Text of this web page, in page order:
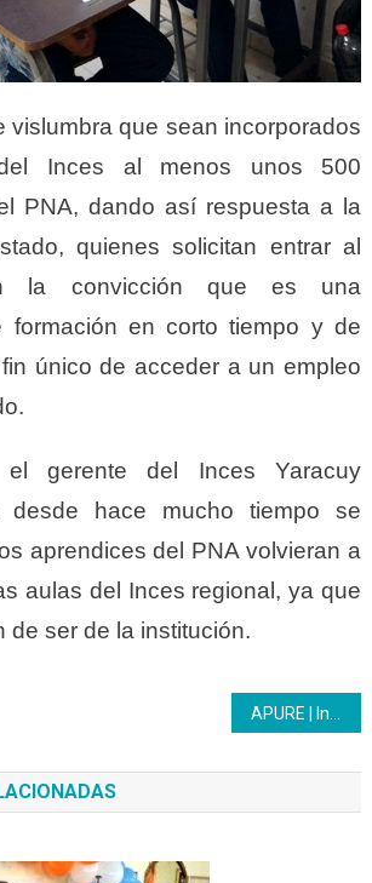
vislumbra que sean incorporados
Inces al menos unos 500
PNA, dando así respuesta a la
quienes solicitan entrar al
la convicción que es una
formación en corto tiempo y de
único de acceder a un empleo
el gerente del Inces Yaracuy
desde hace mucho tiempo se
aprendices del PNA volvieran a
aulas del Inces regional, ya que
de ser de la institución.
APURE | Inces acreditó emprendedores del municipio Achaguas